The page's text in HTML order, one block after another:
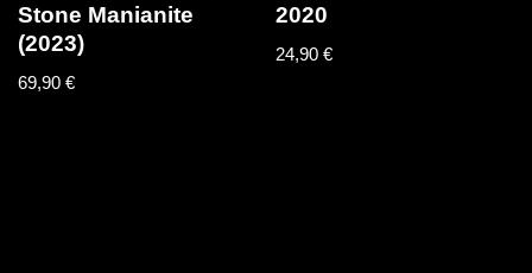
Stone Manianite
(2023)
69,90 €
2020
24,90€